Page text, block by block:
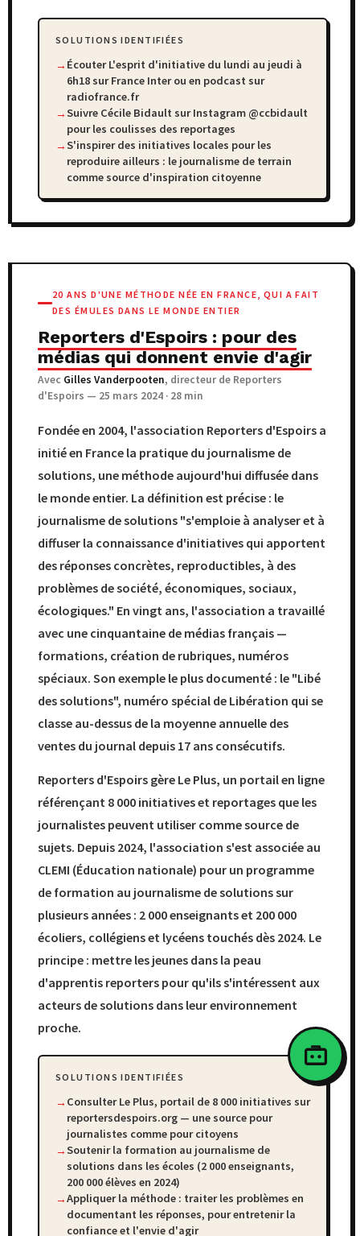
SOLUTIONS IDENTIFIÉES
Écouter L'esprit d'initiative du lundi au jeudi à
6h18 sur France Inter ou en podcast sur
radiofrance.fr
Suivre Cécile Bidault sur Instagram @ccbidault
pour les coulisses des reportages
S'inspirer des initiatives locales pour les
reproduire ailleurs : le journalisme de terrain
comme source d'inspiration citoyenne
20 ANS D'UNE MÉTHODE NÉE EN FRANCE, QUI A FAIT
DES ÉMULES DANS LE MONDE ENTIER
Reporters d'Espoirs : pour des
médias qui donnent envie d'agir
Avec Gilles Vanderpooten, directeur de Reporters
d'Espoirs — 25 mars 2024 · 28 min
Fondée en 2004, l'association Reporters d'Espoirs a
initié en France la pratique du journalisme de
solutions, une méthode aujourd'hui diffusée dans
le monde entier. La définition est précise : le
journalisme de solutions "s'emploie à analyser et à
diffuser la connaissance d'initiatives qui apportent
des réponses concrètes, reproductibles, à des
problèmes de société, économiques, sociaux,
écologiques." En vingt ans, l'association a travaillé
avec une cinquantaine de médias français —
formations, création de rubriques, numéros
spéciaux. Son exemple le plus documenté : le "Libé
des solutions", numéro spécial de Libération qui se
classe au-dessus de la moyenne annuelle des
ventes du journal depuis 17 ans consécutifs.
Reporters d'Espoirs gère Le Plus, un portail en ligne
référençant 8 000 initiatives et reportages que les
journalistes peuvent utiliser comme source de
sujets. Depuis 2024, l'association s'est associée au
CLEMI (Éducation nationale) pour un programme
de formation au journalisme de solutions sur
plusieurs années : 2 000 enseignants et 200 000
écoliers, collégiens et lycéens touchés dès 2024. Le
principe : mettre les jeunes dans la peau
d'apprentis reporters pour qu'ils s'intéressent aux
acteurs de solutions dans leur environnement
proche.
SOLUTIONS IDENTIFIÉES
Consulter Le Plus, portail de 8 000 initiatives sur
reportersdespoirs.org — une source pour
journalistes comme pour citoyens
Soutenir la formation au journalisme de
solutions dans les écoles (2 000 enseignants,
200 000 élèves en 2024)
Appliquer la méthode : traiter les problèmes en
documentant les réponses, pour entretenir la
confiance et l'envie d'agir